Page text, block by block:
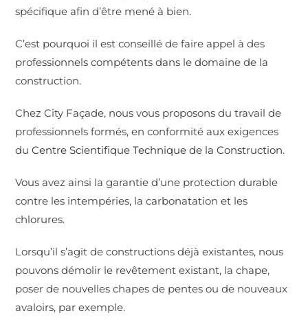
spécifique afin d’être mené à bien.
C’est pourquoi il est conseillé de faire appel à des
professionnels compétents dans le domaine de la
construction.
Chez City Façade, nous vous proposons du travail de
professionnels formés, en conformité aux exigences
duCentre Scientifique Technique de la Construction.
Vous avez ainsi la garantie d’une protection durable
contre les intempéries, la carbonatation et les
chlorures.
Lorsqu’il s’agit de constructions déjà existantes, nous
pouvons démolir le revêtement existant, la chape,
poser de nouvelles chapes de pentes ou de nouveaux
avaloirs, par exemple.